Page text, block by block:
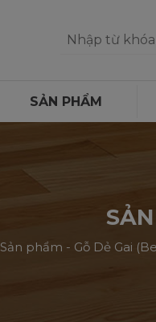
SẢN PHẨM
Sản phẩm - Gỗ Dẻ Gai